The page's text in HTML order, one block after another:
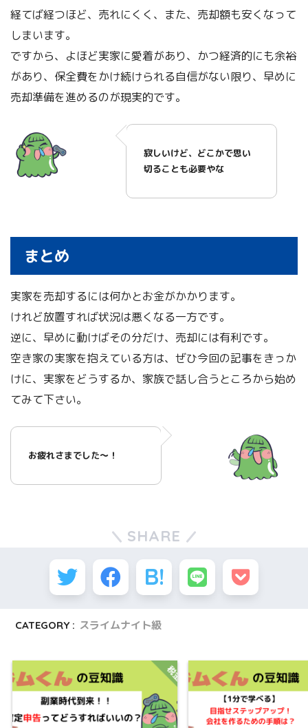
経てば経つほど、売れにくく、また、売却額も安くなって
しまいます。
ですから、よほど実家に愛着があり、かつ経済的にも余裕
があり、保全費をかけ続けられる自信がない限り、早めに
売却準備を進めるのが現実的です。
寂しいけど、どこかで思い
切ることも必要やな
まとめ
実家を売却するには何かとお金がかかります。
けれど放置すれば状況は悪くなる一方です。
逆に、早めに動けばその分だけ、売却には有利です。
空き家の実家を抱えている方は、ぜひ今回の記事をきっか
けに、実家をどうするか、家族で話し合うところから始め
てみて下さい。
お疲れさまでした～！
SHARE
CATEGORY : スライムナイト級